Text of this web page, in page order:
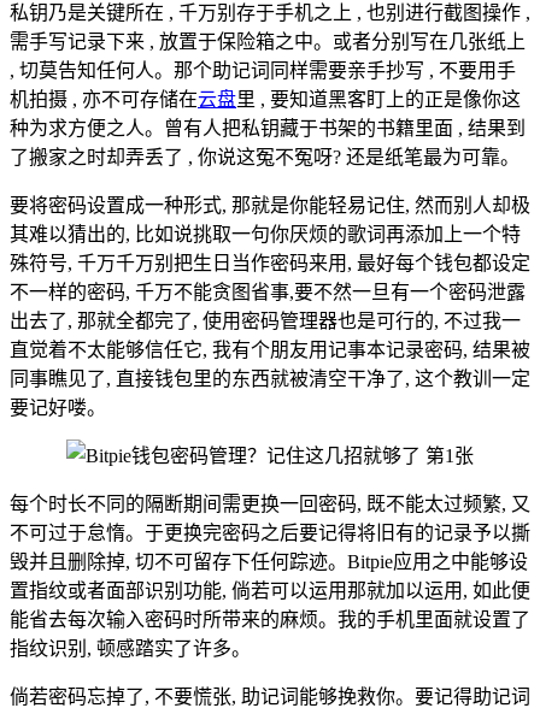
私钥乃是关键所在 , 千万别存于手机之上 , 也别进行截图操作 ,
需手写记录下来 , 放置于保险箱之中。或者分别写在几张纸上
, 切莫告知任何人。那个助记词同样需要亲手抄写 , 不要用手
机拍摄 , 亦不可存储在云盘里 , 要知道黑客盯上的正是像你这
种为求方便之人。曾有人把私钥藏于书架的书籍里面 , 结果到
了搬家之时却弄丢了 , 你说这冤不冤呀? 还是纸笔最为可靠。
要将密码设置成一种形式, 那就是你能轻易记住, 然而别人却极
其难以猜出的, 比如说挑取一句你厌烦的歌词再添加上一个特
殊符号, 千万千万别把生日当作密码来用, 最好每个钱包都设定
不一样的密码, 千万不能贪图省事,要不然一旦有一个密码泄露
出去了, 那就全都完了, 使用密码管理器也是可行的, 不过我一
直觉着不太能够信任它, 我有个朋友用记事本记录密码, 结果被
同事瞧见了, 直接钱包里的东西就被清空干净了, 这个教训一定
要记好喽。
每个时长不同的隔断期间需更换一回密码, 既不能太过频繁, 又
不可过于怠惰。于更换完密码之后要记得将旧有的记录予以撕
毁并且删除掉, 切不可留存下任何踪迹。Bitpie应用之中能够设
置指纹或者面部识别功能, 倘若可以运用那就加以运用, 如此便
能省去每次输入密码时所带来的麻烦。我的手机里面就设置了
指纹识别, 顿感踏实了许多。
倘若密码忘掉了, 不要慌张, 助记词能够挽救你。要记得助记词